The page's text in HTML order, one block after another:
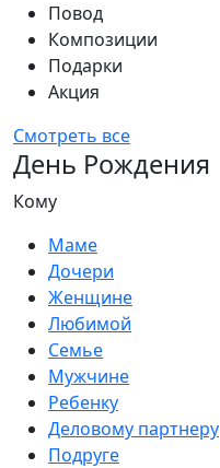
Повод
Композиции
Подарки
Акция
Смотреть все
День Рождения
Кому
Маме
Дочери
Женщине
Любимой
Семье
Мужчине
Ребенку
Деловому партнеру
Подруге